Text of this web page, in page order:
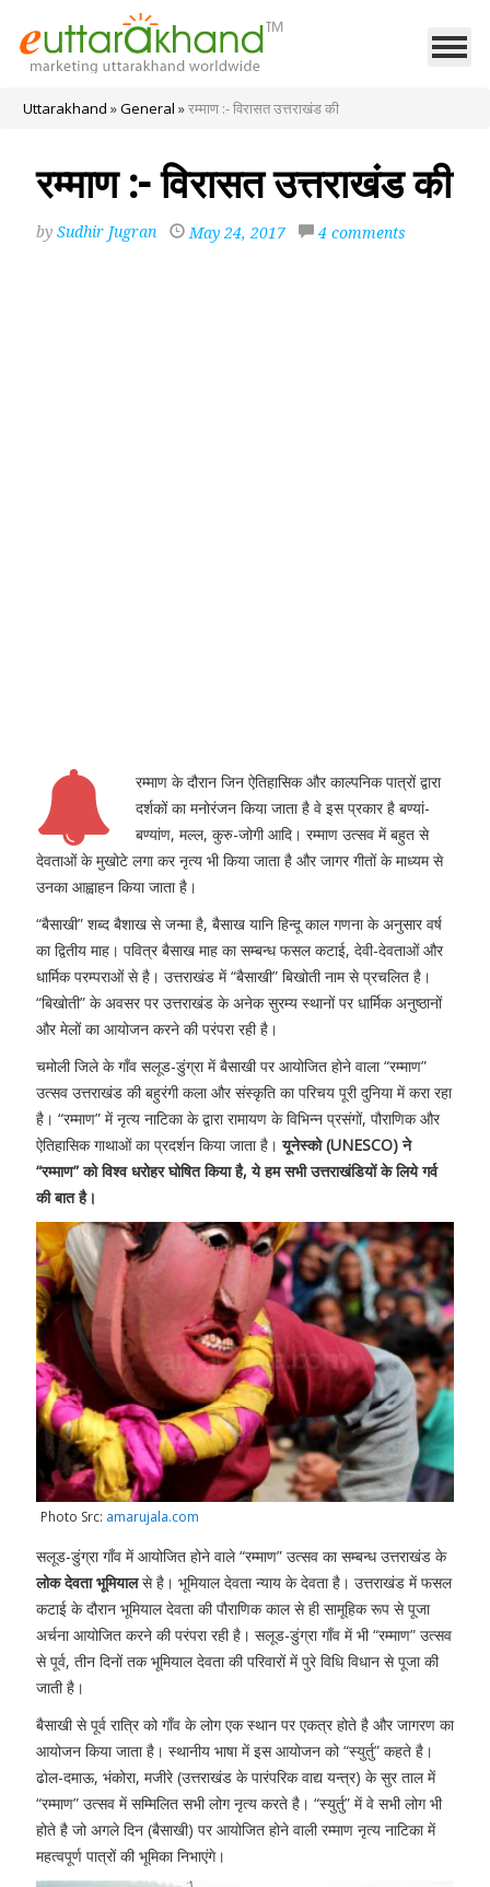
Uttarakhand »General »रम्माण :- विरासत उत्तराखंड की
रम्माण :- विरासत उत्तराखंड की
by Sudhir Jugran May 24, 2017 4 comments
रम्माण के दौरान जिन ऐतिहासिक और काल्पनिक पात्रों द्वारा
दर्शकों का मनोरंजन किया जाता है वे इस प्रकार है बण्यां-
बण्यांण, मल्ल, कुरु-जोगी आदि। रम्माण उत्सव में बहुत से
देवताओं के मुखोटे लगा कर नृत्य भी किया जाता है और जागर गीतों के माध्यम से
उनका आह्वाहन किया जाता है।
“बैसाखी” शब्द बैशाख से जन्मा है, बैसाख यानि हिन्दू काल गणना के अनुसार वर्ष
का द्वितीय माह। पवित्र बैसाख माह का सम्बन्ध फसल कटाई, देवी-देवताओं और
धार्मिक परम्पराओं से है। उत्तराखंड में “बैसाखी” बिखोती नाम से प्रचलित है।
“बिखोती” के अवसर पर उत्तराखंड के अनेक सुरम्य स्थानों पर धार्मिक अनुष्ठानों
और मेलों का आयोजन करने की परंपरा रही है।
चमोली जिले के गाँव सलूड-डुंग्रा में बैसाखी पर आयोजित होने वाला “रम्माण”
उत्सव उत्तराखंड की बहुरंगी कला और संस्कृति का परिचय पूरी दुनिया में करा रहा
है। “रम्माण” में नृत्य नाटिका के द्वारा रामायण के विभिन्न प्रसंगों, पौराणिक और
ऐतिहासिक गाथाओं का प्रदर्शन किया जाता है।यूनेस्को (UNESCO) ने
“रम्माण” को विश्व धरोहर घोषित किया है, ये हम सभी उत्तराखंडियों के लिये गर्व
की बात है।
Photo Src: amarujala.com
सलूड-डुंग्रा गाँव में आयोजित होने वाले “रम्माण” उत्सव का सम्बन्ध उत्तराखंड के
लोक देवता भूमियालसे है। भूमियाल देवता न्याय के देवता है। उत्तराखंड में फसल
कटाई के दौरान भूमियाल देवता की पौराणिक काल से ही सामूहिक रूप से पूजा
अर्चना आयोजित करने की परंपरा रही है। सलूड-डुंग्रा गाँव में भी “रम्माण” उत्सव
से पूर्व, तीन दिनों तक भूमियाल देवता की परिवारों में पुरे विधि विधान से पूजा की
जाती है।
बैसाखी से पूर्व रात्रि को गाँव के लोग एक स्थान पर एकत्र होते है और जागरण का
आयोजन किया जाता है। स्थानीय भाषा में इस आयोजन को “स्युर्तु” कहते है।
ढोल-दमाऊ, भंकोरा, मजीरे (उत्तराखंड के पारंपरिक वाद्य यन्त्र) के सुर ताल में
“रम्माण” उत्सव में सम्मिलित सभी लोग नृत्य करते है। “स्युर्तु” में वे सभी लोग भी
होते है जो अगले दिन (बैसाखी) पर आयोजित होने वाली रम्माण नृत्य नाटिका में
महत्वपूर्ण पात्रों की भूमिका निभाएंगे।